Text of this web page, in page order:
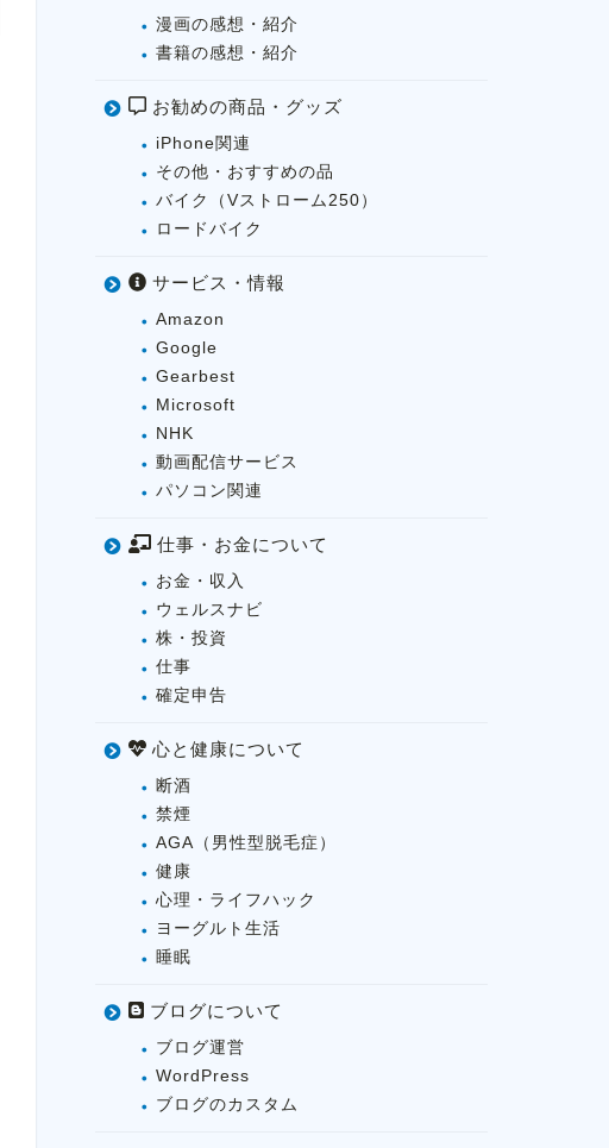
漫画の感想・紹介
書籍の感想・紹介
お勧めの商品・グッズ
iPhone関連
その他・おすすめの品
バイク（Vストローム250）
ロードバイク
サービス・情報
Amazon
Google
Gearbest
Microsoft
NHK
動画配信サービス
パソコン関連
仕事・お金について
お金・収入
ウェルスナビ
株・投資
仕事
確定申告
心と健康について
断酒
禁煙
AGA（男性型脱毛症）
健康
心理・ライフハック
ヨーグルト生活
睡眠
ブログについて
ブログ運営
WordPress
ブログのカスタム